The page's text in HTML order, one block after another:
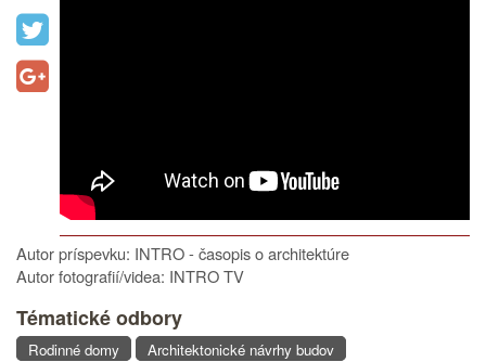
Autor príspevku: INTRO - časopis o architektúre
Autor fotografií/videa: INTRO TV
Tématické odbory
Rodinné domy Architektonické návrhy budov